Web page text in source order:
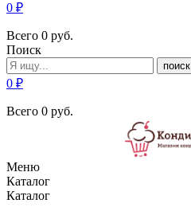
0 ₽
Всего 0 руб.
Поиск
поиск
0 ₽
Всего 0 руб.
Меню
Каталог
Каталог